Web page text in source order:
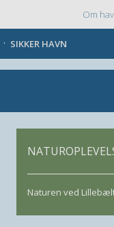
Om
SIKKER HAVN
Naturen ved